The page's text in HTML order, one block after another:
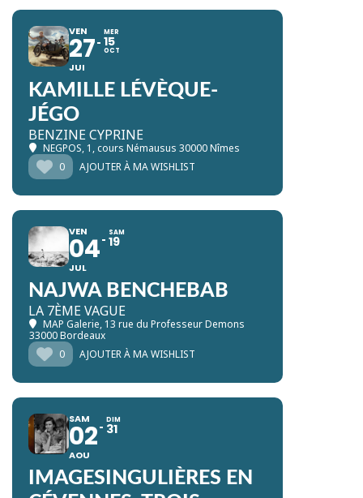
VEN
27
JUI
MER
15
OCT
KAMILLE LÉVÈQUE-
JÉGO
BENZINE CYPRINE
NEGPOS, 1, cours Némausus 30000 Nîmes
0
AJOUTER À MA WISHLIST
VEN
04
JUL
SAM
19
NAJWA BENCHEBAB
LA 7ÈME VAGUE
MAP Galerie, 13 rue du Professeur Demons
33000 Bordeaux
0
AJOUTER À MA WISHLIST
SAM
02
AOU
DIM
31
IMAGESINGULIÈRES EN